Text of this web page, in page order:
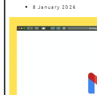
8 January 2026